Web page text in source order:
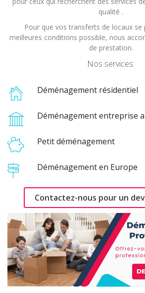
qualité .
Pour que vos transferts de locaux se
meilleures conditions possible, nous
de prestation.
Nos services:
Déménagement résidentiel
Déménagement entreprise a
Petit déménagement
Déménagement en Europe
Contactez-nous pour un